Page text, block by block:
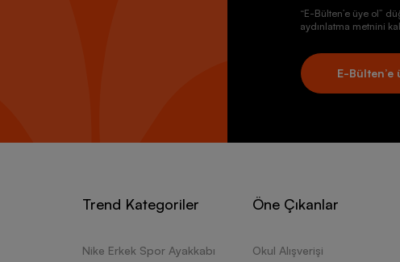
“E-Bülten’e üye ol”
aydınlatma metnini
E-Bülten’e
Trend Kategoriler
Nike Erkek Spor Ayakkabı
Öne Çıkanlar
Okul Alışverişi